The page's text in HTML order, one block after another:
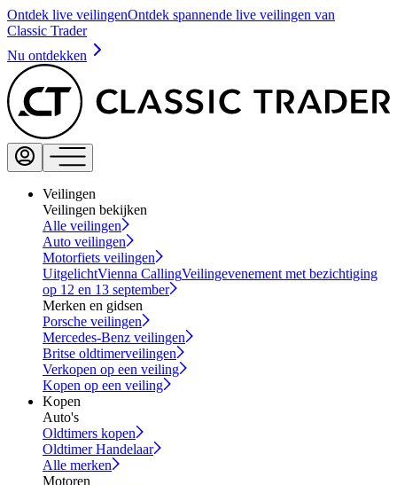
Ontdek live veilingenOntdek spannende live veilingen van
Classic Trader
Nu ontdekken
Veilingen
Veilingen bekijken
Alle veilingen
Auto veilingen
Motorfiets veilingen
UitgelichtVienna CallingVeilingevenement met bezichtiging
op 12 en 13 september
Merken en gidsen
Porsche veilingen
Mercedes-Benz veilingen
Britse oldtimerveilingen
Verkopen op een veiling
Kopen op een veiling
Kopen
Auto's
Oldtimers kopen
Oldtimer Handelaar
Alle merken
Motoren